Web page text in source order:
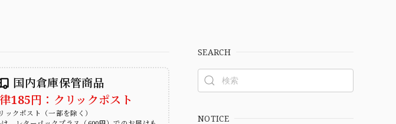
国内倉庫保管商品
185円：クリックポスト
ックポスト（一部を除く）
SEARCH
NOTICE